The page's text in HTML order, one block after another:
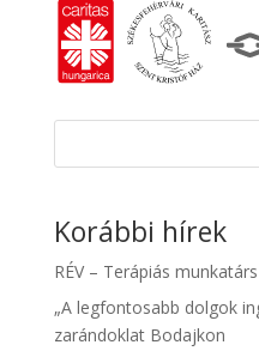
Korábbi hírek
RÉV – Terápiás
„A legfontosabb dolgok
zarándoklat Bodajkon